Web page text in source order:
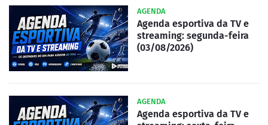
AGENDA
Agenda esportiva da TV e
streaming: segunda-feira
(03/08/2026)
AGENDA
Agenda esportiva da TV e